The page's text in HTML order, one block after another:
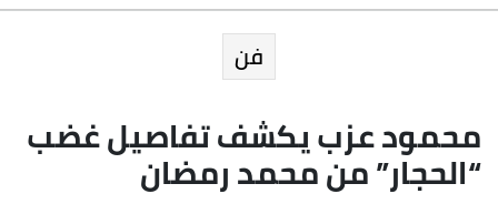
فن
محمود عزب يكشف تفاصيل غضب
“الحجار” من محمد رمضان